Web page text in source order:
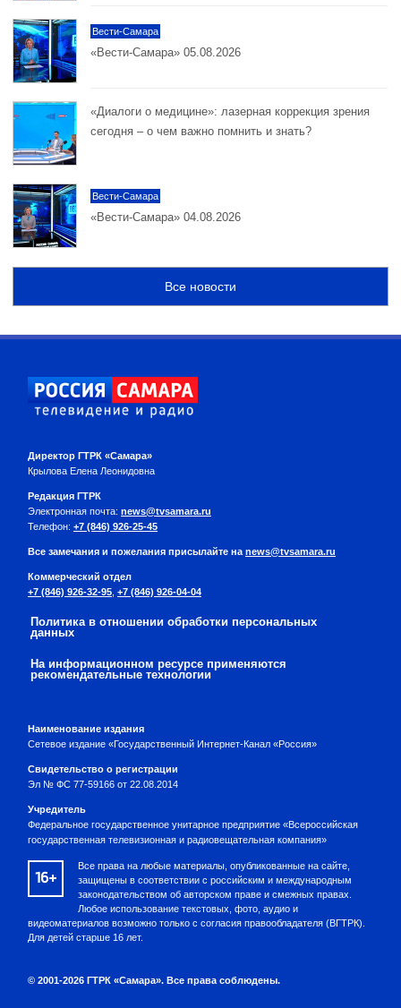
Вести-Самара
«Вести-Самара» 05.08.2026
«Диалоги о медицине»: лазерная коррекция зрения
сегодня – о чем важно помнить и знать?
Вести-Самара
«Вести-Самара» 04.08.2026
Все новости
Директор ГТРК «Самара»
Крылова Елена Леонидовна
Редакция ГТРК
Электронная почта: news@tvsamara.ru
Телефон: +7 (846) 926-25-45
Все замечания и пожелания присылайте на news@tvsamara.ru
Коммерческий отдел
+7 (846) 926-32-95 +7 (846) 926-04-04
Политика в отношении обработки персональных
данных
На информационном ресурсе применяются
рекомендательные технологии
Наименование издания
Сетевое издание «Государственный Интернет-Канал «Россия»
Свидетельство о регистрации
Эл № ФС 77-59166 от 22.08.2014
Учредитель
Федеральное государственное унитарное предприятие «Всероссийская
государственная телевизионная и радиовещательная компания»
16+
Все права на любые материалы, опубликованные на сайте,
защищены в соответствии с российским и международным
законодательством об авторском праве и смежных правах.
Любое использование текстовых, фото, аудио и
видеоматериалов возможно только с согласия правообладателя (ВГТРК).
Для детей старше 16 лет.
© 2001-2026 ГТРК «Самара». Все права соблюдены.